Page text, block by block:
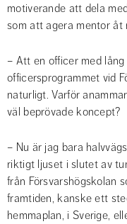
motiverande att dela
som att agera mentor åt
– Att en officer med
officersprogrammet vid
naturligt. Varför
väl beprövade koncept?
– Nu är jag bara
riktigt ljuset i slutet av
från Försvarshögskolan
framtiden, kanske ett
hemmaplan, i Sverige,